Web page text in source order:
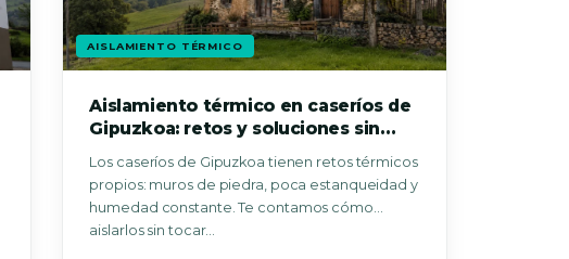
AISLAMIENTO TÉRMICO
Aislamiento térmico en caseríos de
Gipuzkoa: retos y soluciones sin
Los caseríos de Gipuzkoa tienen retos térmicos
propios: muros de piedra, poca estanqueidad y
humedad constante. Te contamos cómo
aislarlos sin tocar…